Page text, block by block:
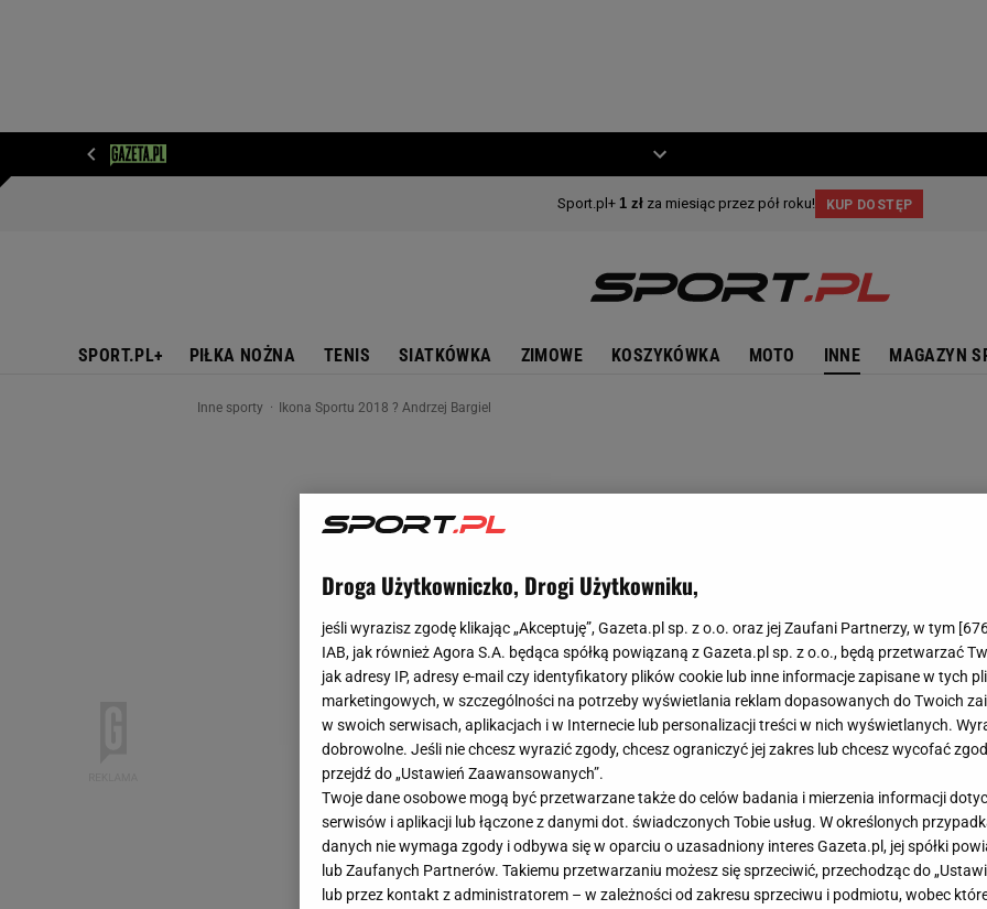
SPORT.PL+ PIŁKA NOŻNA TENIS SIATKÓWKA ZIMOWE KOSZYKÓWKA MOTO INNE MAGAZYN
Inne sporty Ikona Sportu 2018 ? Andrzej Bargiel
Droga Użytkowniczko, Drogi Użytkowniku,
jeśli wyrazisz zgodę klikając „Akceptuję”, Gazeta.pl sp. z o.o. oraz jej Zaufani Partnerzy, w tym [
IAB, jak również Agora S.A. będąca spółką powiązaną z Gazeta.pl sp. z o.o., będą przetwarzać
jak adresy IP, adresy e-mail czy identyfikatory plików cookie lub inne informacje zapisane w tych
marketingowych, w szczególności na potrzeby wyświetlania reklam dopasowanych do Twoich
w swoich serwisach, aplikacjach i w Internecie lub personalizacji treści w nich wyświetlanych.
dobrowolne. Jeśli nie chcesz wyrazić zgody, chcesz ograniczyć jej zakres lub chcesz wycofać
przejdź do „Ustawień Zaawansowanych”.
Twoje dane osobowe mogą być przetwarzane także do celów badania i mierzenia informacji
serwisów i aplikacji lub łączone z danymi dot. świadczonych Tobie usług. W określonych
danych nie wymaga zgody i odbywa się w oparciu o uzasadniony interes Gazeta.pl, jej spółki
lub Zaufanych Partnerów. Takiemu przetwarzaniu możesz się sprzeciwić, przechodząc do
lub przez kontakt z administratorem – w zależności od zakresu sprzeciwu i podmiotu, wobec